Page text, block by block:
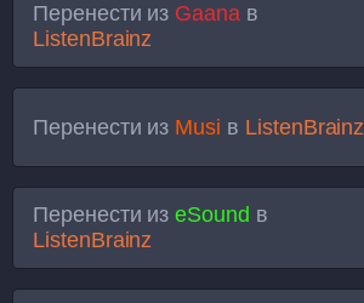
Перенести из Gaana в
ListenBrainz
Перенести из Musi в ListenBrainz
Перенести изeSound в
ListenBrainz